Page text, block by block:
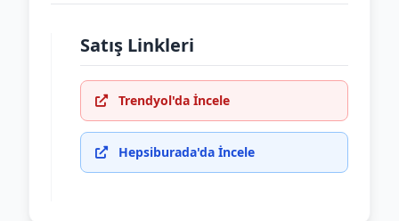
Satış Linkleri
Trendyol'da İncele
Hepsiburada'da İncele